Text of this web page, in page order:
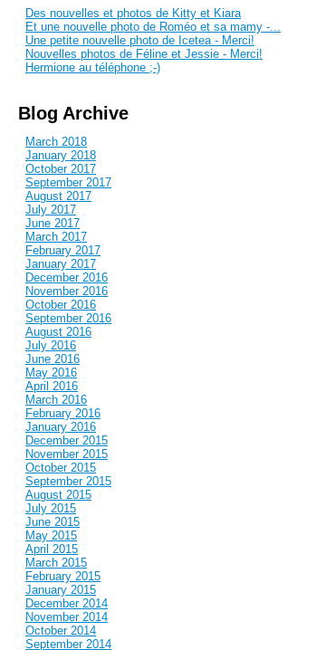
Des nouvelles et photos de Kitty et Kiara
Et une nouvelle photo de Roméo et sa mamy -...
Une petite nouvelle photo de Icetea - Merci!
Nouvelles photos de Féline et Jessie - Merci!
Hermione au téléphone ;-)
Blog Archive
March 2018
January 2018
October 2017
September 2017
August 2017
July 2017
June 2017
March 2017
February 2017
January 2017
December 2016
November 2016
October 2016
September 2016
August 2016
July 2016
June 2016
May 2016
April 2016
March 2016
February 2016
January 2016
December 2015
November 2015
October 2015
September 2015
August 2015
July 2015
June 2015
May 2015
April 2015
March 2015
February 2015
January 2015
December 2014
November 2014
October 2014
September 2014